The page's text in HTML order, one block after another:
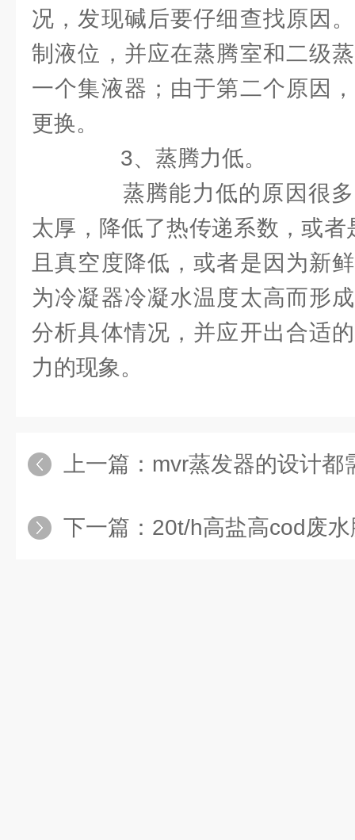
况，发现碱后要仔细查找原因
制液位，并应在蒸腾室和二级
一个集液器；由于第二个原因
更换。
3、蒸腾力低。
蒸腾能力低的原因很多
太厚，降低了热传递系数，或
且真空度降低，或者是因为新
为冷凝器冷凝水温度太高而形
分析具体情况，并应开出合适
力的现象。
上一篇： mvr蒸发器的设计都需要
下一篇： 20t/h高盐高cod废